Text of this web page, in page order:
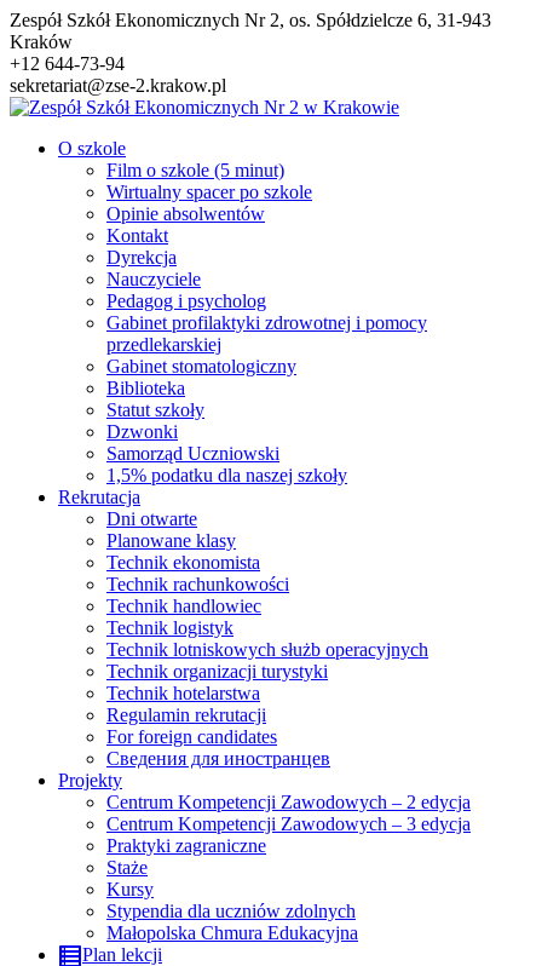
Przejdź
do
treści
Zespół Szkół Ekonomicznych Nr 2, os. Spółdzielcze 6, 31-943
Kraków
+12 644-73-94
sekretariat@zse-2.krakow.pl
O szkole
Film o szkole (5 minut)
Wirtualny spacer po szkole
Opinie absolwentów
Kontakt
Dyrekcja
Nauczyciele
Pedagog i psycholog
Gabinet profilaktyki zdrowotnej i pomocy
przedlekarskiej
Gabinet stomatologiczny
Biblioteka
Statut szkoły
Dzwonki
Samorząd Uczniowski
1,5% podatku dla naszej szkoły
Rekrutacja
Dni otwarte
Planowane klasy
Technik ekonomista
Technik rachunkowości
Technik handlowiec
Technik logistyk
Technik lotniskowych służb operacyjnych
Technik organizacji turystyki
Technik hotelarstwa
Regulamin rekrutacji
For foreign candidates
Сведения для иностранцев
Projekty
Centrum Kompetencji Zawodowych – 2 edycja
Centrum Kompetencji Zawodowych – 3 edycja
Praktyki zagraniczne
Staże
Kursy
Stypendia dla uczniów zdolnych
Małopolska Chmura Edukacyjna
Plan lekcji